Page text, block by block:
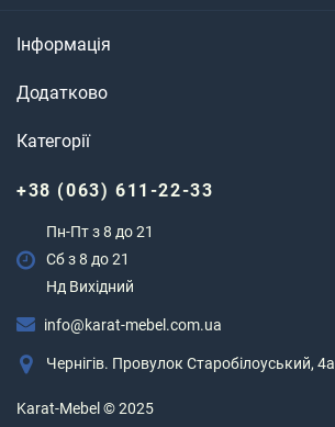
Інформація
Додатково
Категорії
+38 (063) 611-22-33
Пн-Пт з 8 до 21
Сб з 8 до 21
Нд Вихідний
info@karat-mebel.com.ua
Чернігів. Провулок Старобілоуський, 4а
Karat-Mebel © 2025